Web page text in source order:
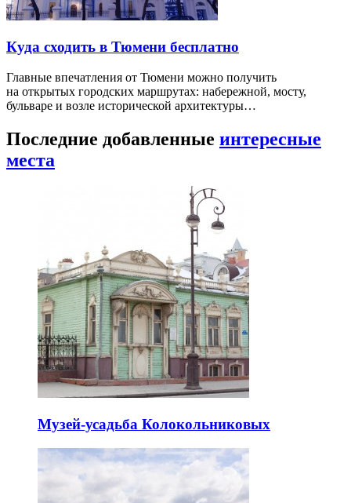
Куда сходить в Тюмени бесплатно
Главные впечатления от Тюмени можно получить
на открытых городских маршрутах: набережной, мосту,
бульваре и возле исторической архитектуры…
Последние добавленные интересные
места
Музей-усадьба Колокольниковых